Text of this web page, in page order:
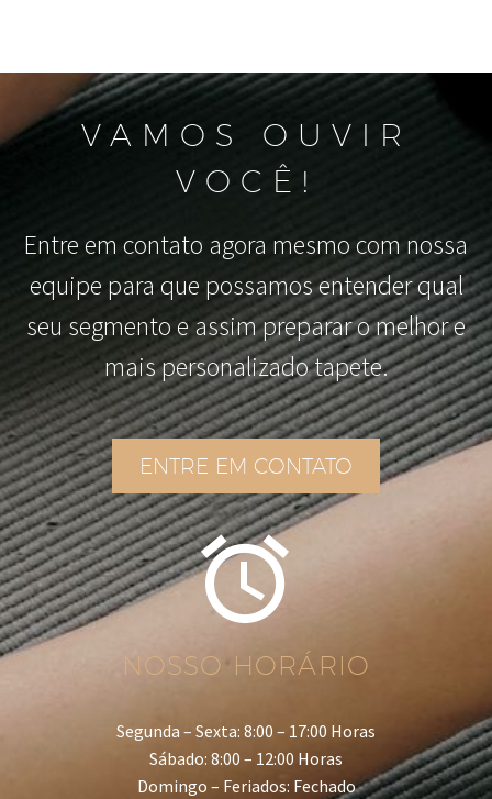
VAMOS OUVIR
VOCÊ!
Entre em contato agora mesmo com nossa
equipe para que possamos entender qual
seu segmento e assim preparar o melhor e
mais personalizado tapete.
ENTRE EM CONTATO


NOSSO HORÁRIO
Segunda – Sexta: 8:00 – 17:00 Horas
Sábado: 8:00 – 12:00 Horas
Domingo – Feriados: Fechado